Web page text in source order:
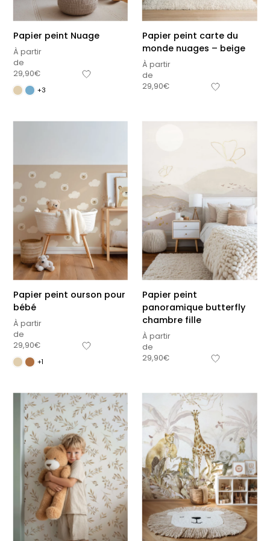
Papier peint Nuage
À partir
de
29,90€
+3
Papier peint carte du
monde nuages – beige
À partir
de
29,90€
Papier peint ourson pour
bébé
À partir
de
29,90€
+1
Papier peint
panoramique butterfly
chambre fille
À partir
de
29,90€